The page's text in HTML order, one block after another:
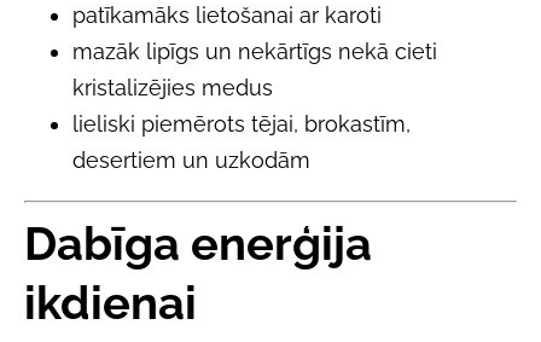
patīkamāks lietošanai ar karoti
mazāk lipīgs un nekārtīgs nekā cieti
kristalizējies medus
lieliski piemērots tējai, brokastīm,
desertiem un uzkodām
Dabīga enerģija
ikdienai